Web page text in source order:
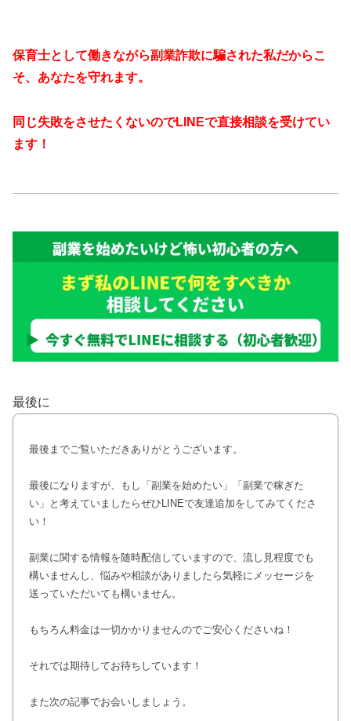
保育士として働きながら副業詐欺に騙された私だからこ
そ、あなたを守れます。
同じ失敗をさせたくないのでLINEで直接相談を受けてい
ます！
最後に
最後までご覧いただきありがとうございます。
最後になりますが、もし「副業を始めたい」「副業で稼ぎた
い」と考えていましたらぜひLINEで友達追加をしてみてくださ
い！
副業に関する情報を随時配信していますので、流し見程度でも
構いませんし、悩みや相談がありましたら気軽にメッセージを
送っていただいても構いません。
もちろん料金は一切かかりませんのでご安心くださいね！
それでは期待してお待ちしています！
また次の記事でお会いしましょう。